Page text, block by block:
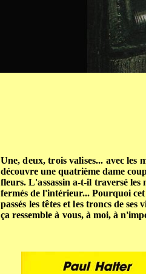
Une, deux, trois valises... avec les
découvre une quatrième dame
fleurs. L'assassin a-t-il traversé les
fermés de l'intérieur... Pourquoi
passés les têtes et les troncs de ses
ça ressemble à vous, à moi, à